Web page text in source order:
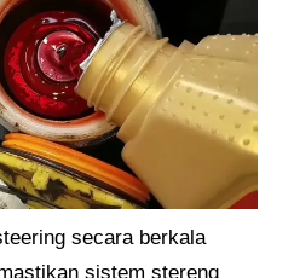
secara berkala
sistem stereng